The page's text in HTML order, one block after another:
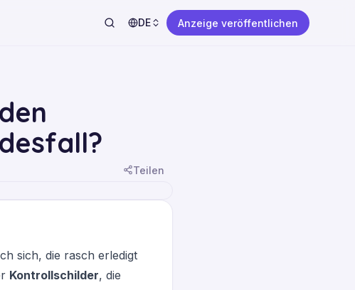
DE Anzeige veröffentlichen
Teilen
sich, die rasch erledigt
Kontrollschilder, die